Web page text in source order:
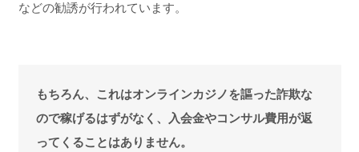
などの勧誘が行われています。
もちろん、これはオンラインカジノを謳った詐欺な
ので稼げるはずがなく、入会金やコンサル費用が返
ってくることはありません。